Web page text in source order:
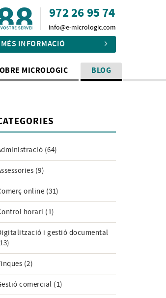
972 26 95 74
info@e-micrologic.com
INFORMACIÓ
MICROLOGIC BLOG
(64)
(9)
online (31)
horari (1)
i gestió documental
(2)
comercial (1)